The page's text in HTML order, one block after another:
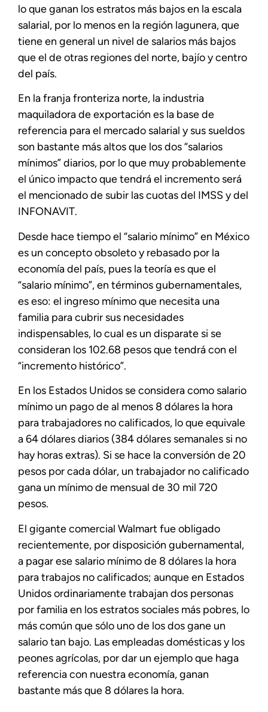
lo que ganan los estratos más bajos en la escala
salarial, por lo menos en la región lagunera, que
tiene en general un nivel de salarios más bajos
que el de otras regiones del norte, bajío y centro
del país.
En la franja fronteriza norte, la industria
maquiladora de exportación es la base de
referencia para el mercado salarial y sus sueldos
son bastante más altos que los dos “salarios
mínimos” diarios, por lo que muy probablemente
el único impacto que tendrá el incremento será
el mencionado de subir las cuotas del IMSS y del
INFONAVIT.
Desde hace tiempo el “salario mínimo” en México
es un concepto obsoleto y rebasado por la
economía del país, pues la teoría es que el
“salario mínimo”, en términos gubernamentales,
es eso: el ingreso mínimo que necesita una
familia para cubrir sus necesidades
indispensables, lo cual es un disparate si se
consideran los 102.68 pesos que tendrá con el
“incremento histórico”.
En los Estados Unidos se considera como salario
mínimo un pago de al menos 8 dólares la hora
para trabajadores no calificados, lo que equivale
a 64 dólares diarios (384 dólares semanales si no
hay horas extras). Si se hace la conversión de 20
pesos por cada dólar, un trabajador no calificado
gana un mínimo de mensual de 30 mil 720
pesos.
El gigante comercial Walmart fue obligado
recientemente, por disposición gubernamental,
a pagar ese salario mínimo de 8 dólares la hora
para trabajos no calificados; aunque en Estados
Unidos ordinariamente trabajan dos personas
por familia en los estratos sociales más pobres, lo
más común que sólo uno de los dos gane un
salario tan bajo. Las empleadas domésticas y los
peones agrícolas, por dar un ejemplo que haga
referencia con nuestra economía, ganan
bastante más que 8 dólares la hora.